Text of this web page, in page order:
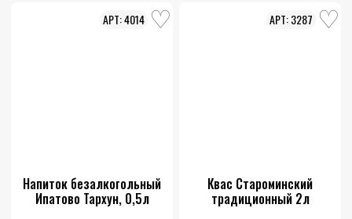
Напиток безалкогольный
Ипатово Тархун, 0,5л
4014
Квас Староминский
традиционный 2л
3287